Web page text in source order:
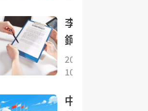
上
漲，
黃金
下挫
1%
免稅
車型
技術
提升
穩
維護
好來
之不
易的
中美
李成
鋼：
中美
就穩
決多
2025-
10-27
中